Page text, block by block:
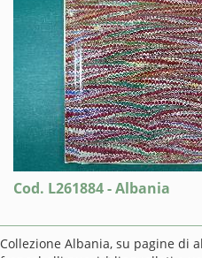
Cod. L261884 - Albania
Collezione Albania, su pagine di